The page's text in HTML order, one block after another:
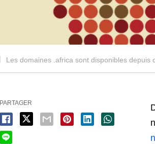
Les domaines .africa sont disponibles depuis
PARTAGER